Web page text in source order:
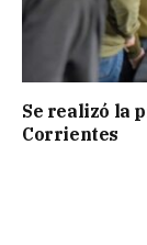
Se realizó la
Corrientes